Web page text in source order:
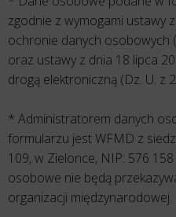
zgodnie z wymogami ustawy
ochronie danych osobowych
oraz ustawy z dnia 18 lipca
drogą elektroniczną (Dz. U. z
* Administratorem danych
formularzu jest WFMD z
109, w Zielonce, NIP: 576
osobowe nie będą
organizacji międzynarodowej.